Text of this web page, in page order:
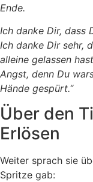
Ende.
Ich danke Dir, dass
Ich danke Dir sehr,
alleine gelassen
Angst, denn Du
Hände gespürt.“
Über den
Erlösen
Weiter sprach sie
Spritze gab: